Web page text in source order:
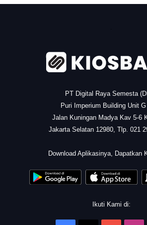
.
PT Digital Raya Semesta
Puri Imperium Building Unit
Jalan Kuningan Madya Kav 5-6
Jakarta Selatan 12980, Tlp. 021
Download Aplikasinya, Dapatkan
Ikuti Kami di: